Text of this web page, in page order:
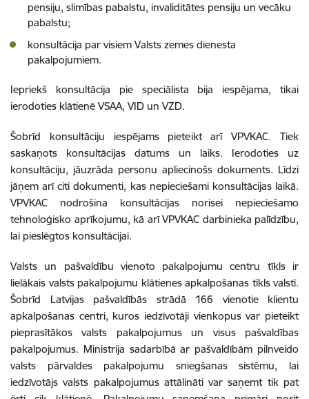
pensiju, slimības pabalstu, invaliditātes pensiju un vecāku
pabalstu;
konsultācija par visiem Valsts zemes dienesta
pakalpojumiem.
Iepriekš konsultācija pie speciālista bija iespējama, tikai
ierodoties klātienē VSAA, VID un VZD.
Šobrīd konsultāciju iespējams pieteikt arī VPVKAC. Tiek
saskaņots konsultācijas datums un laiks. Ierodoties uz
konsultāciju, jāuzrāda personu apliecinošs dokuments. Līdzi
jāņem arī citi dokumenti, kas nepieciešami konsultācijas laikā.
VPVKAC nodrošina konsultācijas norisei nepieciešamo
tehnoloģisko aprīkojumu, kā arī VPVKAC darbinieka palīdzību,
lai pieslēgtos konsultācijai.
Valsts un pašvaldību vienoto pakalpojumu centru tīkls ir
lielākais valsts pakalpojumu klātienes apkalpošanas tīkls valstī.
Šobrīd Latvijas pašvaldībās strādā 166 vienotie klientu
apkalpošanas centri, kuros iedzīvotāji vienkopus var pieteikt
pieprasītākos valsts pakalpojumus un visus pašvaldības
pakalpojumus. Ministrija sadarbībā ar pašvaldībām pilnveido
valsts pārvaldes pakalpojumu sniegšanas sistēmu, lai
iedzīvotājs valsts pakalpojumus attālināti var saņemt tik pat